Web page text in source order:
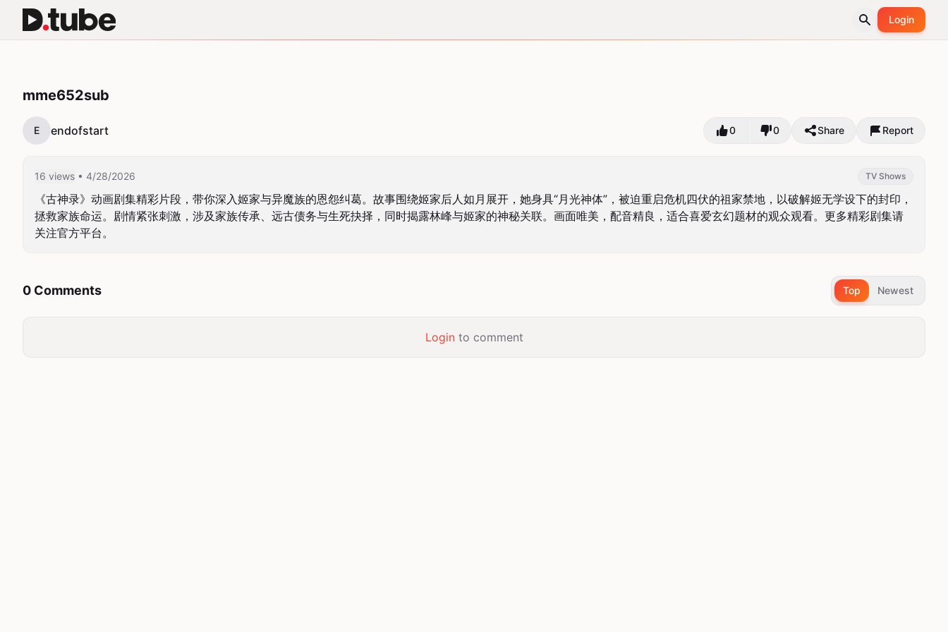
Login
mme652sub
E endofstart 0 0 Share Report
16 views • 4/28/2026 TV Shows
《古神录》动画剧集精彩片段，带你深入姬家与异魔族的恩怨纠葛。故事围绕姬家后人如月展开，她身具“月光神体”，被迫重启危机四伏的祖家禁地，以破解姬无学设下的封印，
拯救家族命运。剧情紧张刺激，涉及家族传承、远古债务与生死抉择，同时揭露林峰与姬家的神秘关联。画面唯美，配音精良，适合喜爱玄幻题材的观众观看。更多精彩剧集请
关注官方平台。
0 Comments Top Newest
Loginto comment